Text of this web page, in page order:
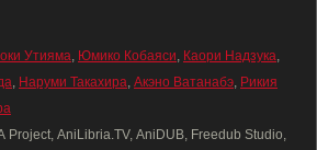
Утияма, Юмико Кобаяси, Каори Надзука,
, Наруми Такахира, Акэно Ватанабэ, Рикия
Project, AniLibria.TV, AniDUB, Freedub Studio,